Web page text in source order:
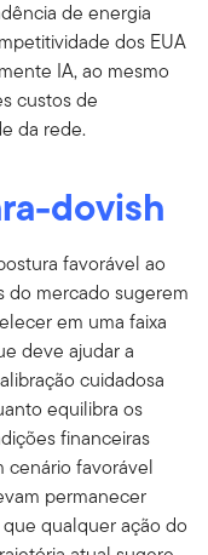
de energia
dos EUA
IA, ao mesmo
custos de
da rede.
dovish
favorável ao
do mercado sugerem
em uma faixa
deve ajudar a
cuidadosa
equilibra os
financeiras
cenário favorável
permanecer
qualquer ação do